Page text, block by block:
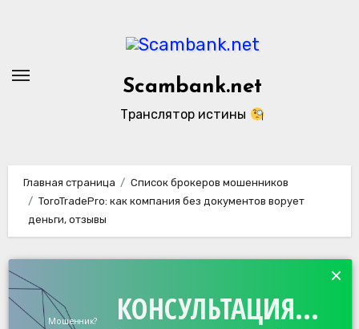
Scambank.net
Транслятор истины
Главная страница
Список брокеров мошенников
ToroTradePro: как компания без документов ворует
деньги, отзывы
КОНСУЛЬТАЦИЯ...
Мошенник?
×